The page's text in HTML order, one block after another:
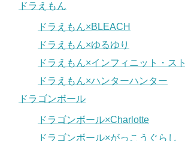
ドラえもん
ドラえもん×BLEACH
ドラえもん×ゆるゆり
ドラえもん×インフィニット・ス
ドラえもん×ハンターハンター
ドラゴンボール
ドラゴンボール×Charlotte
ドラゴンボール×がっこうぐらし